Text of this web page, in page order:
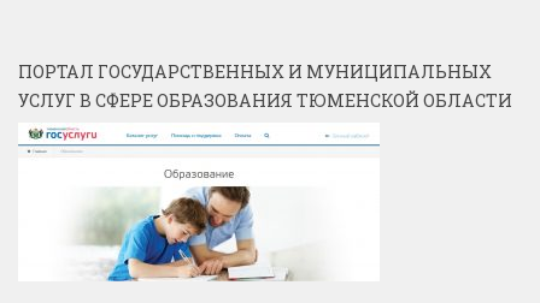
ПОРТАЛ ГОСУДАРСТВЕННЫХ И МУНИЦИПАЛЬНЫХ
УСЛУГ В СФЕРЕ ОБРАЗОВАНИЯ ТЮМЕНСКОЙ ОБЛАСТИ